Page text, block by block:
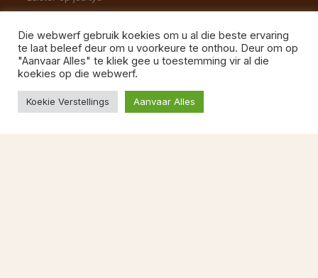
Alle opnames en uitsendings
Gemeente Musiek
Luister na ons liedere
Die webwerf gebruik koekies om u al die beste ervaring
te laat beleef deur om u voorkeure te onthou. Deur om op
"Aanvaar Alles" te kliek gee u toestemming vir al die
koekies op die webwerf.
Koekie Verstellings Aanvaar Alles